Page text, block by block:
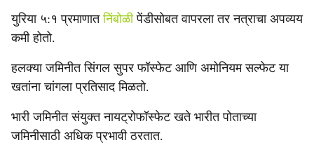
युरिया ५:१ प्रमाणातनिंबोळीपेंडीसोबत वापरला तर नत्राचा अपव्यय
कमी होतो.
हलक्या जमिनीत सिंगल सुपर फॉस्फेट आणि अमोनियम सल्फेट या
खतांना चांगला प्रतिसाद मिळतो.
भारी जमिनीत संयुक्त नायट्रोफॉस्फेट खते भारीत पोताच्या
जमिनीसाठी अधिक प्रभावी ठरतात.